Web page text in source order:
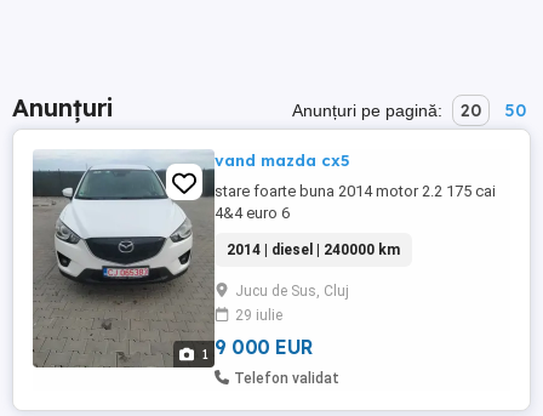
Anunțuri Anunțuri pe pagină: 20 50
1
vand mazda cx5
stare foarte buna 2014 motor 2.2 175 cai
4&4 euro 6
2014 | diesel | 240000 km
Jucu de Sus, Cluj
29 iulie
9 000 EUR
Telefon validat